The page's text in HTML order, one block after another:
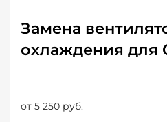
Замена
охлаждения для
от 5 250 руб.